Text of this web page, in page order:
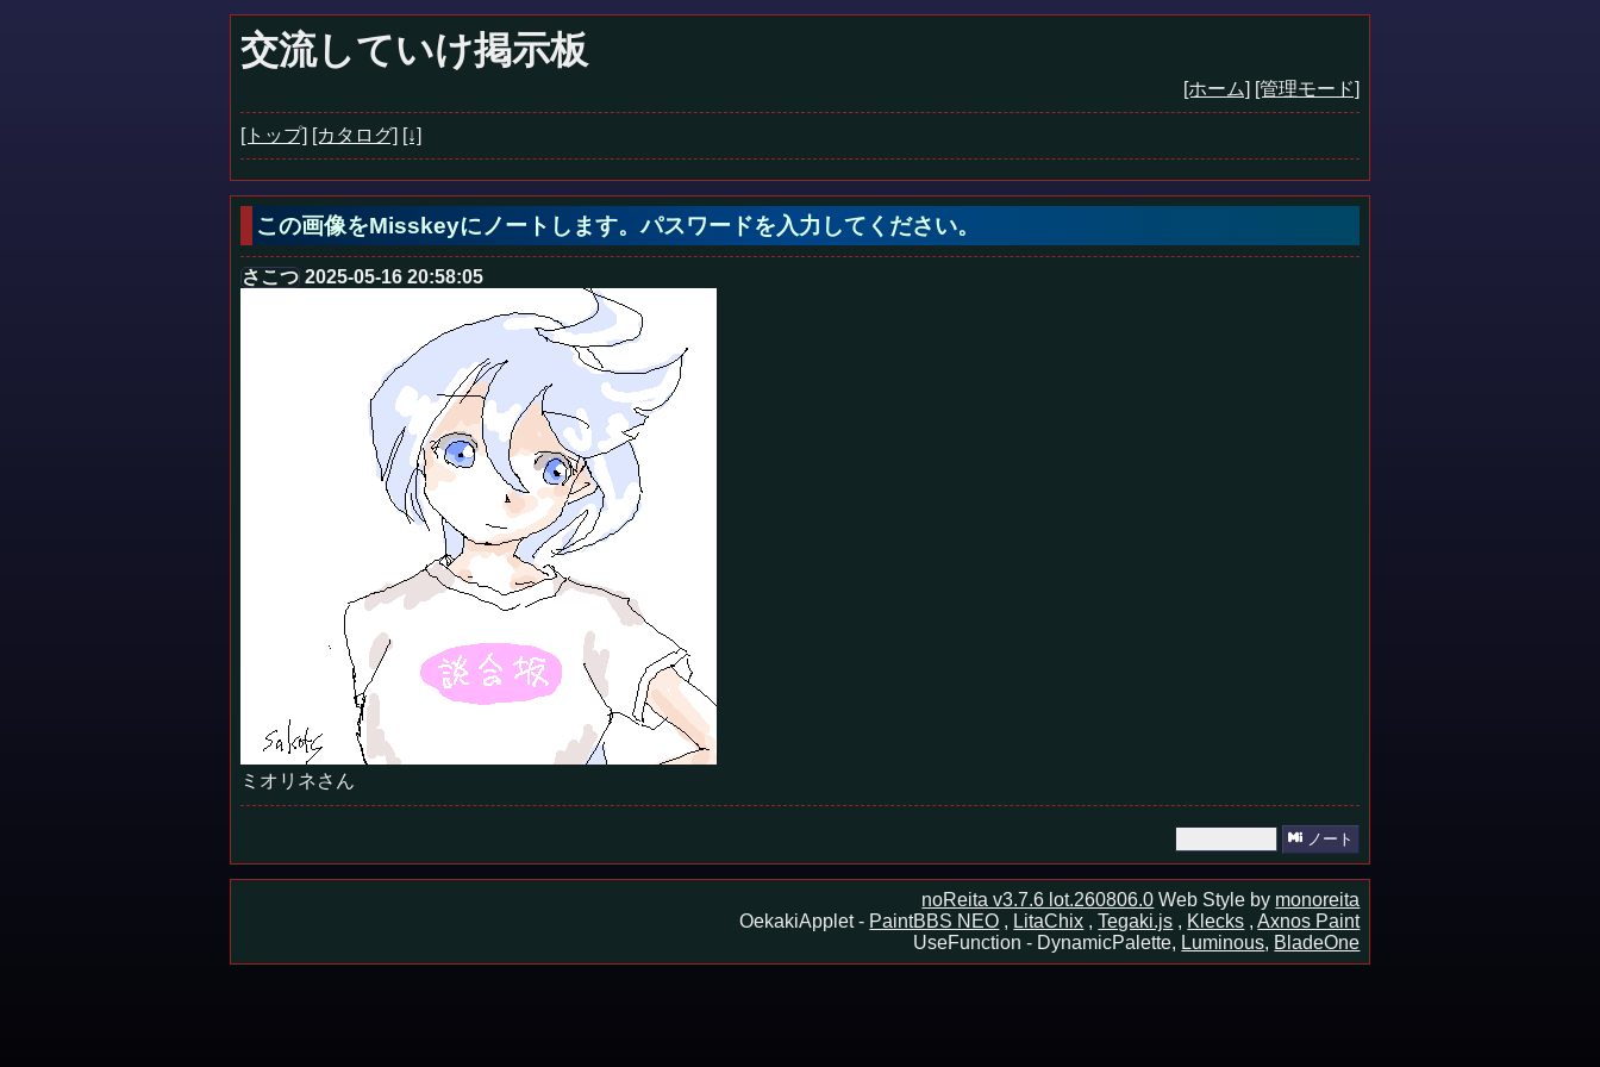
交流していけ掲示板
[ホーム] [管理モード]
[トップ] [カタログ] [↓]
この画像をMisskeyにノートします。パスワードを入力してください。
さこつ2025-05-16 20:58:05
ミオリネさん
ノート
noReita v3.7.6 lot.260806.0 Web Style by monoreita
OekakiApplet - PaintBBS NEO , LitaChix ,Tegaki.js , Klecks ,Axnos Paint
UseFunction - DynamicPalette, Luminous, BladeOne